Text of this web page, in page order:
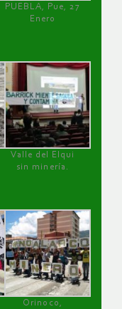
PUEBLA, Pue, 27
Enero
Valle del Elqui
sin minería.
Orinoco,